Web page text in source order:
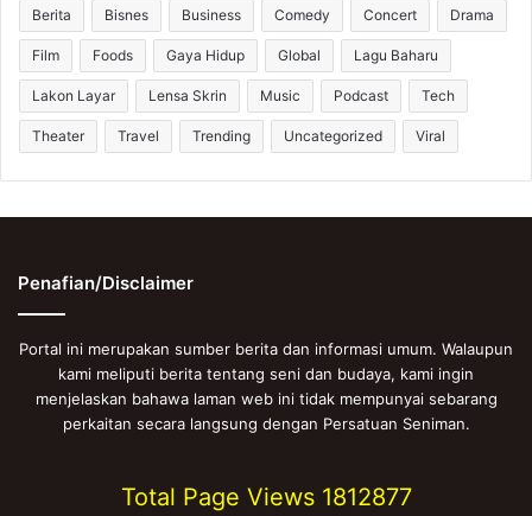
Berita Bisnes Business Comedy Concert Drama
Film Foods Gaya Hidup Global Lagu Baharu
Lakon Layar Lensa Skrin Music Podcast Tech
Theater Travel Trending Uncategorized Viral
Penafian/Disclaimer
Portal ini merupakan sumber berita dan informasi umum. Walaupun
kami meliputi berita tentang seni dan budaya, kami ingin
menjelaskan bahawa laman web ini tidak mempunyai sebarang
perkaitan secara langsung dengan Persatuan Seniman.
Total Page Views 1812877